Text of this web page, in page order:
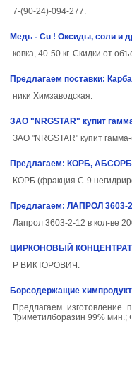
7-(90-24)-094-277.
Медь - Cu ! Оксиды, соли и
ковка, 40-50 кг. Скидки от
Предлагаем поставки:
ники Химзаводская.
ЗАО "NRGSTAR" купит
ЗАО "NRGSTAR" купит
Предлагаем: КОРБ,
КОРБ (фракция С-9
Предлагаем: ЛАПРОЛ 3603-
Лапрол 3603-2-12 в кол-ве
ЦИРКОНОВЫЙ
Р ВИКТОРОВИЧ.
Борсодержащие
Предлагаем
Триметилборазин 99%